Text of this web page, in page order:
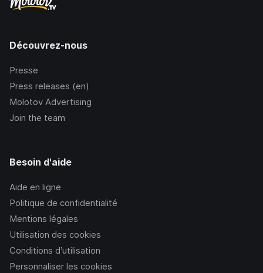
Découvrez-nous
Presse
Press releases (en)
Molotov Advertising
Join the team
Besoin d'aide
Aide en ligne
Politique de confidentialité
Mentions légales
Utilisation des cookies
Conditions d’utilisation
Personnaliser les cookies